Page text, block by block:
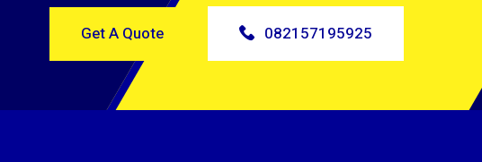
Get A Quote 082157195925